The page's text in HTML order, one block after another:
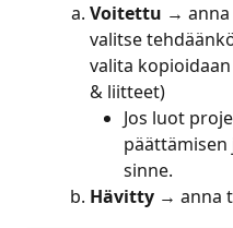
Voitettu →
valitse
valita
& liitteet)
Jos luot
sinne.
Hävitty → anna